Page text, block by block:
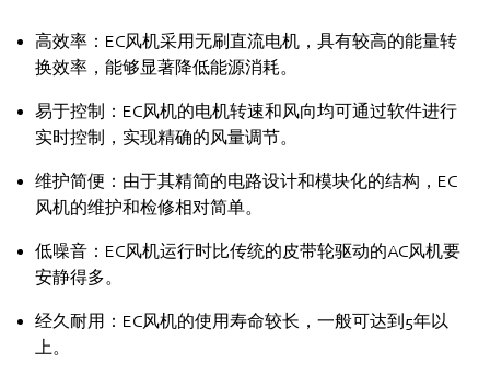
高效率：EC风机采用无刷直流电机，具有较高的能量转
换效率，能够显著降低能源消耗。
易于控制：EC风机的电机转速和风向均可通过软件进行
实时控制，实现精确的风量调节。
维护简便：由于其精简的电路设计和模块化的结构，EC
风机的维护和检修相对简单。
低噪音：EC风机运行时比传统的皮带轮驱动的AC风机要
安静得多。
经久耐用：EC风机的使用寿命较长，一般可达到5年以
上。